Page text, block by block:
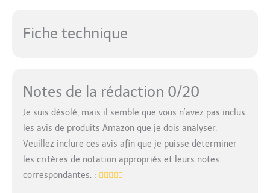
Fiche technique
Notes de la rédaction 0/20
Je suis désolé, mais il semble que vous n’avez pas inclus
les avis de produits Amazon que je dois analyser.
Veuillez inclure ces avis afin que je puisse déterminer
les critères de notation appropriés et leurs notes
correspondantes. :